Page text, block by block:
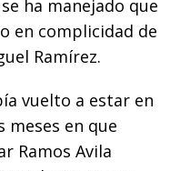
ha manejado que
en complicidad de
Ramírez.
vuelto a estar en
meses en que
Ramos Avila